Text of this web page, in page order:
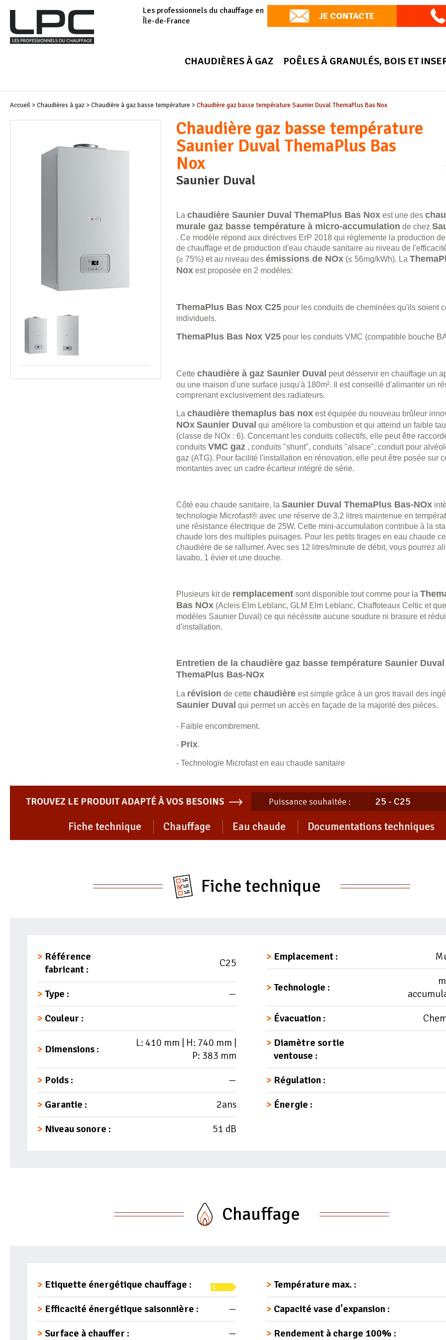
Les professionnels du chauffage en
Île-de-France
JE CONTACTE
CHAUDIÈRES À GAZ POÊLES À GRANULÉS, BOIS ET
Accueil >Chaudières à gaz >Chaudière à gaz basse température >Chaudière gaz basse température Saunier Duval ThemaPlus Bas Nox
Chaudière gaz basse température
Saunier Duval ThemaPlus Bas
Nox
Saunier Duval
La chaudière Saunier Duval ThemaPlus Bas Noxest une des
murale gaz basse température à micro-accumulation de chez
. Ce modèle répond aux diréctives ErP 2018 qui règlemente la production
de chauffage et de production d'eau chaude sanitaire au niveau de
(≥ 75%) et au niveau des émissions de NOx(≤ 56mg/kWh). La
Noxest proposée en 2 modèles:
ThemaPlus Bas Nox C25pour les conduits de cheminées qu'ils soient
individuels.
ThemaPlus Bas Nox V25pour les conduits VMC (compatible bouche
Cette chaudière à gaz Saunier Duval peut désservir en chauffage un
ou une maison d'une surface jusqu'à 180m². Il est conseillé d'alimanter un
comprenant exclusivement des radiateurs.
La chaudière themaplus bas noxest équipée du nouveau brûleur
NOx Saunier Duval qui améliore la combustion et qui atteind un faible
(classe de NOx : 6). Concernant les conduits collectifs, elle peut être
conduits VMC gaz, conduits "shunt", conduits "alsace", conduit pour
gaz (ATG). Pour facilité l'installation en rénovation, elle peut être posée sur
montantes avec un cadre écarteur intégré de série.
Côté eau chaude sanitaire, la Saunier Duval ThemaPlus Bas-NOx
technologie Microfast® avec une réserve de 3,2 litres maintenue en
une résistance électrique de 25W. Cette mini-accumulation contribue à la
chaude lors des multiples puisages. Pour les petits tirages en eau chaude
chaudière de se rallumer. Avec ses 12 litres/minute de débit, vous pourrez
lavabo, 1 évier et une douche.
Plusieurs kit de remplacementsont disponible tout comme pour la
Bas NOx(Acleis Elm Leblanc, GLM Elm Leblanc, Chaffoteaux Celtic et
modèles Saunier Duval) ce qui nécéssite aucune soudure ni brasure et
d'installation.
Entretien de la chaudière gaz basse température Saunier Duval
ThemaPlus Bas-NOx
La révision de cette chaudièreest simple grâce à un gros travail des
Saunier Duval qui permet un accès en façade de la majorité des pièces.
- Faible encombrement.
- Prix.
- Technologie Microfast en eau chaude sanitaire
TROUVEZ LE PRODUIT ADAPTÉ À VOS BESOINS Puissance souhaitée :
Fiche technique Chauffage Eau chaude Documentations techniques
Fiche technique
Référence
fabricant :
C25
Type :
—
Couleur :
Dimensions :
L: 410 mm | H: 740 mm |
P: 383 mm
Poids :
—
Garantie :
2ans
Niveau sonore :
51 dB
Emplacement :
Technologie :
Évacuation :
Diamètre sortie
ventouse :
Régulation :
Énergie :
Chauffage
Etiquette énergétique chauffage :
Efficacité énergétique saisonnière :
—
Surface à chauffer :
—
Température max. :
Capacité vase d'expansion :
Rendement à charge 100% :